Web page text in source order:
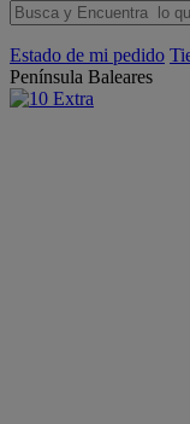
Estado de mi pedido
Península Baleares